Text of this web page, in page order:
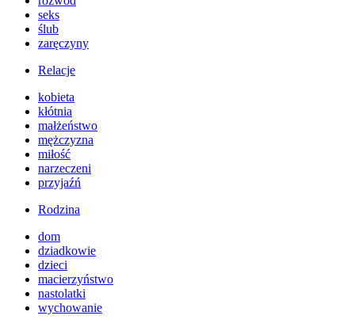
seks
ślub
zaręczyny
Relacje
kobieta
kłótnia
małżeństwo
mężczyzna
miłość
narzeczeni
przyjaźń
Rodzina
dom
dziadkowie
dzieci
macierzyństwo
nastolatki
wychowanie